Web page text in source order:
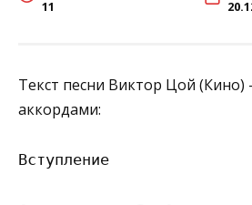
11
Текст песни Виктор Цой
аккордами:
Вступление